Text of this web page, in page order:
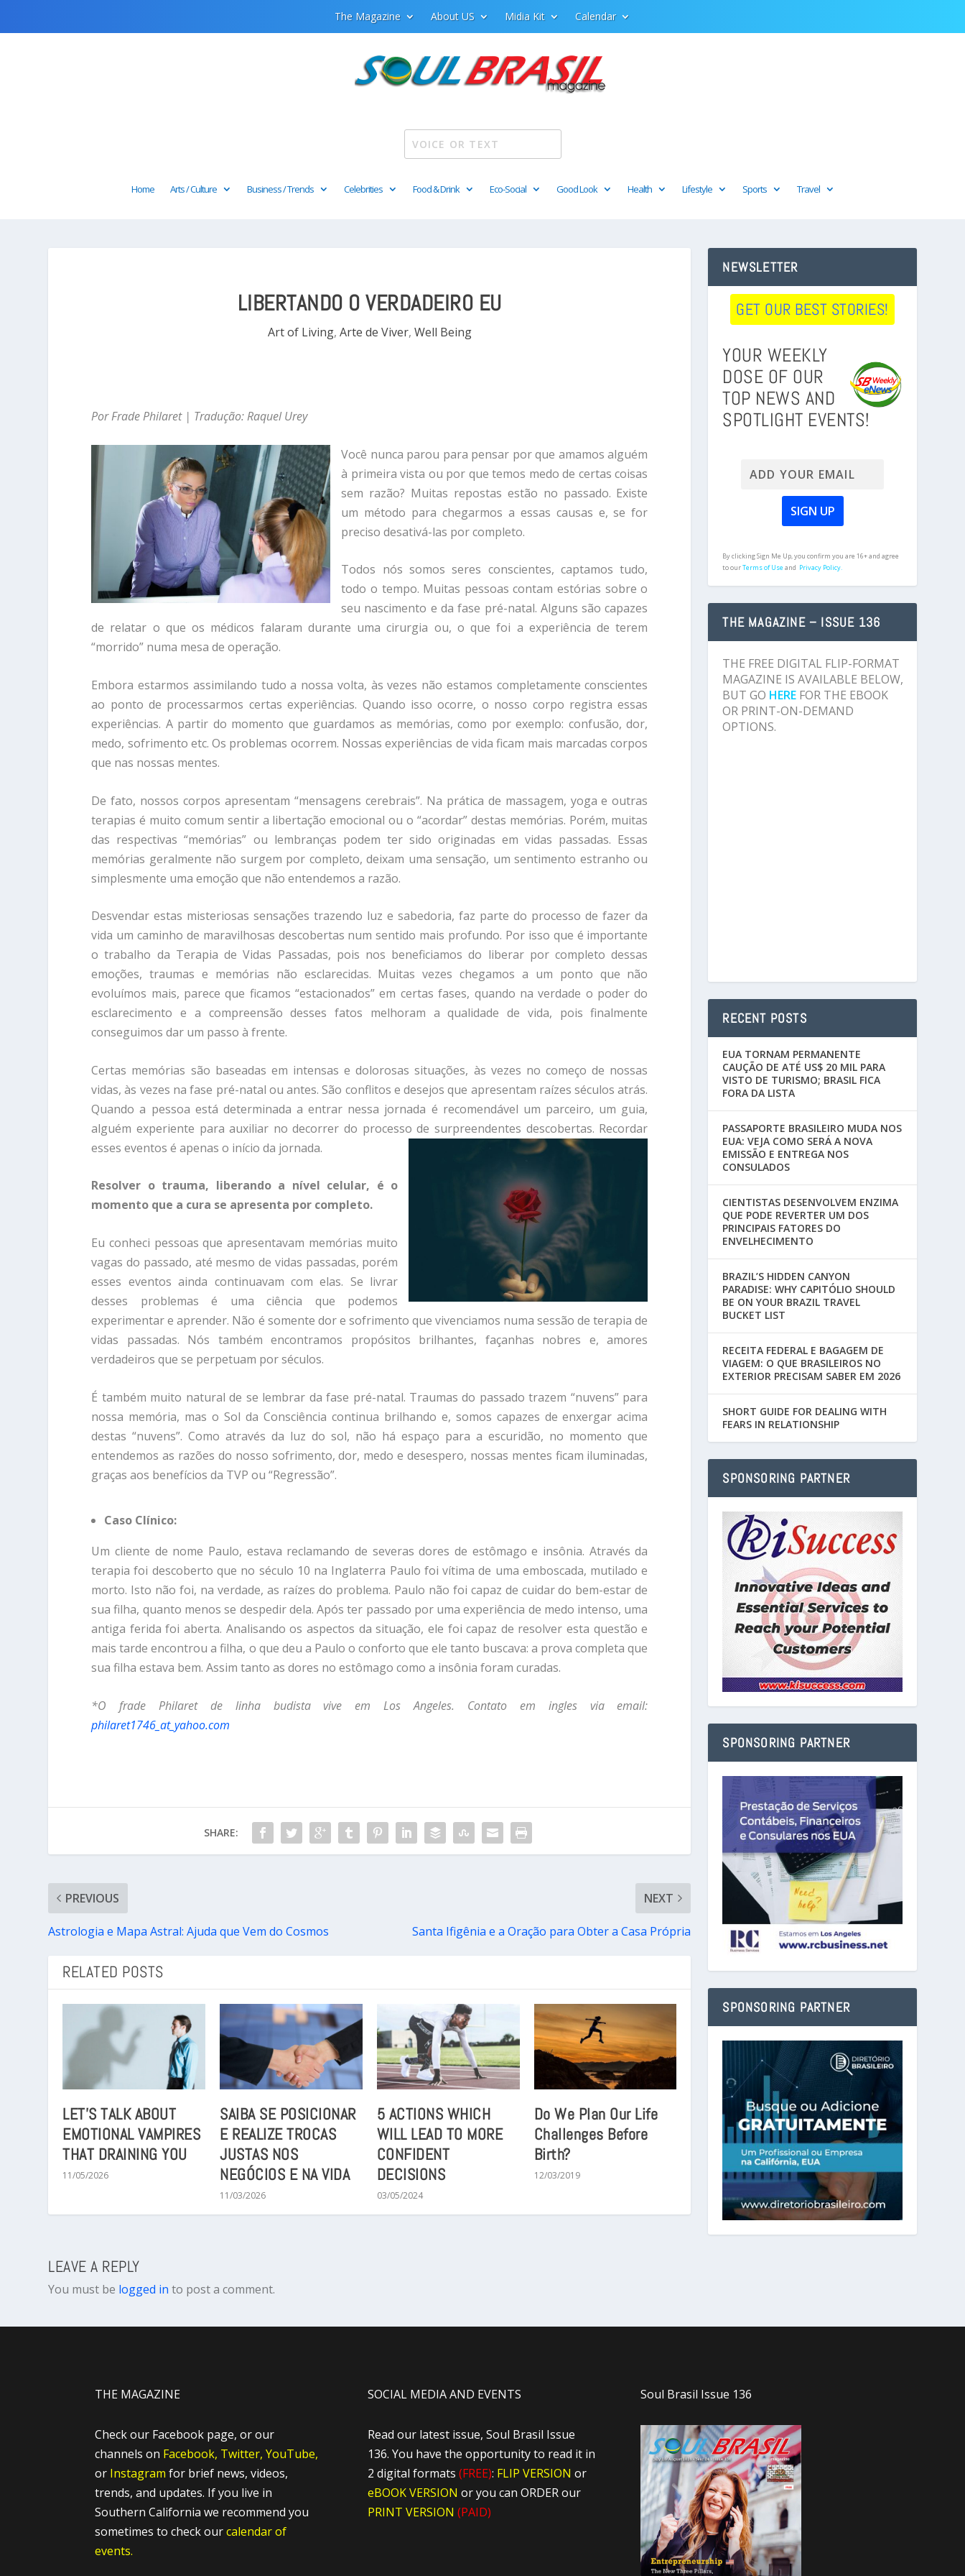
The Magazine About US Midia Kit Calendar
Home Arts / Culture Business / Trends Celebrities Food & Drink Eco-Social Good Look Health Lifestyle Sports Travel
LIBERTANDO O VERDADEIRO EU
Art of Living, Arte de Viver, Well Being
Por Frade Philaret | Tradução: Raquel Urey
Você nunca parou para pensar por que amamos alguém
à primeira vista ou por que temos medo de certas coisas
sem razão? Muitas repostas estão no passado. Existe
um método para chegarmos a essas causas e, se for
preciso desativá-las por completo.
Todos nós somos seres conscientes, captamos tudo,
todo o tempo. Muitas pessoas contam estórias sobre o
seu nascimento e da fase pré-natal. Alguns são capazes
de relatar o que os médicos falaram durante uma cirurgia ou, o que foi a experiência de terem
“morrido” numa mesa de operação.
Embora estarmos assimilando tudo a nossa volta, às vezes não estamos completamente conscientes
ao ponto de processarmos certas experiências. Quando isso ocorre, o nosso corpo registra essas
experiências. A partir do momento que guardamos as memórias, como por exemplo: confusão, dor,
medo, sofrimento etc. Os problemas ocorrem. Nossas experiências de vida ficam mais marcadas corpos
que nas nossas mentes.
De fato, nossos corpos apresentam “mensagens cerebrais”. Na prática de massagem, yoga e outras
terapias é muito comum sentir a libertação emocional ou o “acordar” destas memórias. Porém, muitas
das respectivas “memórias” ou lembranças podem ter sido originadas em vidas passadas. Essas
memórias geralmente não surgem por completo, deixam uma sensação, um sentimento estranho ou
simplesmente uma emoção que não entendemos a razão.
Desvendar estas misteriosas sensações trazendo luz e sabedoria, faz parte do processo de fazer da
vida um caminho de maravilhosas descobertas num sentido mais profundo. Por isso que é importante
o trabalho da Terapia de Vidas Passadas, pois nos beneficiamos do liberar por completo dessas
emoções, traumas e memórias não esclarecidas. Muitas vezes chegamos a um ponto que não
evoluímos mais, parece que ficamos “estacionados” em certas fases, quando na verdade o poder do
esclarecimento e a compreensão desses fatos melhoram a qualidade de vida, pois finalmente
conseguimos dar um passo à frente.
Certas memórias são baseadas em intensas e dolorosas situações, às vezes no começo de nossas
vidas, às vezes na fase pré-natal ou antes. São conflitos e desejos que apresentam raízes séculos atrás.
Quando a pessoa está determinada a entrar nessa jornada é recomendável um parceiro, um guia,
alguém experiente para auxiliar no decorrer do processo de surpreendentes descobertas. Recordar
esses eventos é apenas o início da jornada.
Resolver o trauma, liberando a nível celular, é o
momento que a cura se apresenta por completo.
Eu conheci pessoas que apresentavam memórias muito
vagas do passado, até mesmo de vidas passadas, porém
esses eventos ainda continuavam com elas. Se livrar
desses problemas é uma ciência que podemos
experimentar e aprender. Não é somente dor e sofrimento que vivenciamos numa sessão de terapia de
vidas passadas. Nós também encontramos propósitos brilhantes, façanhas nobres e, amores
verdadeiros que se perpetuam por séculos.
É também muito natural de se lembrar da fase pré-natal. Traumas do passado trazem “nuvens” para
nossa memória, mas o Sol da Consciência continua brilhando e, somos capazes de enxergar acima
destas “nuvens”. Como através da luz do sol, não há espaço para a escuridão, no momento que
entendemos as razões do nosso sofrimento, dor, medo e desespero, nossas mentes ficam iluminadas,
graças aos benefícios da TVP ou “Regressão”.
Caso Clínico:
Um cliente de nome Paulo, estava reclamando de severas dores de estômago e insônia. Através da
terapia foi descoberto que no século 10 na Inglaterra Paulo foi vítima de uma emboscada, mutilado e
morto. Isto não foi, na verdade, as raízes do problema. Paulo não foi capaz de cuidar do bem-estar de
sua filha, quanto menos se despedir dela. Após ter passado por uma experiência de medo intenso, uma
antiga ferida foi aberta. Analisando os aspectos da situação, ele foi capaz de resolver esta questão e
mais tarde encontrou a filha, o que deu a Paulo o conforto que ele tanto buscava: a prova completa que
sua filha estava bem. Assim tanto as dores no estômago como a insônia foram curadas.
*O frade Philaret de linha budista vive em Los Angeles. Contato em ingles via email:
philaret1746_at_yahoo.com
SHARE:
PREVIOUS
Astrologia e Mapa Astral: Ajuda que Vem do Cosmos
NEXT
Santa Ifigênia e a Oração para Obter a Casa Própria
RELATED POSTS
LET’S TALK ABOUT
EMOTIONAL VAMPIRES
THAT DRAINING YOU
11/05/2026
SAIBA SE POSICIONAR
E REALIZE TROCAS
JUSTAS NOS
NEGÓCIOS E NA VIDA
11/03/2026
5 ACTIONS WHICH
WILL LEAD TO MORE
CONFIDENT
DECISIONS
03/05/2024
Do We Plan Our Life
Challenges Before
Birth?
12/03/2019
LEAVE A REPLY
You must be logged in to post a comment.
NEWSLETTER
GET OUR BEST STORIES!
YOUR WEEKLY
DOSE OF OUR
TOP NEWS AND
SPOTLIGHT EVENTS!
By clicking Sign Me Up, you confirm you are 16+ and agree
to ourTerms of Useand Privacy Policy.
THE MAGAZINE – ISSUE 136
THE FREE DIGITAL FLIP-FORMAT
MAGAZINE IS AVAILABLE BELOW,
BUT GO HERE FOR THE EBOOK
OR PRINT-ON-DEMAND
OPTIONS.
RECENT POSTS
EUA TORNAM PERMANENTE
CAUÇÃO DE ATÉ US$ 20 MIL PARA
VISTO DE TURISMO; BRASIL FICA
FORA DA LISTA
PASSAPORTE BRASILEIRO MUDA NOS
EUA: VEJA COMO SERÁ A NOVA
EMISSÃO E ENTREGA NOS
CONSULADOS
CIENTISTAS DESENVOLVEM ENZIMA
QUE PODE REVERTER UM DOS
PRINCIPAIS FATORES DO
ENVELHECIMENTO
BRAZIL’S HIDDEN CANYON
PARADISE: WHY CAPITÓLIO SHOULD
BE ON YOUR BRAZIL TRAVEL
BUCKET LIST
RECEITA FEDERAL E BAGAGEM DE
VIAGEM: O QUE BRASILEIROS NO
EXTERIOR PRECISAM SABER EM 2026
SHORT GUIDE FOR DEALING WITH
FEARS IN RELATIONSHIP
SPONSORING PARTNER
SPONSORING PARTNER
SPONSORING PARTNER
THE MAGAZINE
Check our Facebook page, or our
channels on Facebook, Twitter, YouTube,
or Instagram for brief news, videos,
trends, and updates. If you live in
Southern California we recommend you
sometimes to check ourcalendar of
events.
SOCIAL MEDIA AND EVENTS
Read our latest issue, Soul Brasil Issue
136. You have the opportunity to read it in
2 digital formats (FREE): FLIP VERSION or
eBOOK VERSION or you can ORDER our
PRINT VERSION (PAID)
Soul Brasil Issue 136